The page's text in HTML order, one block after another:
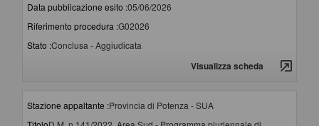
Data pubblicazione esito :05/06/2026
Riferimento procedura :G02026
Stato :Conclusa - Aggiudicata
Visualizza scheda
Stazione appaltante :Provincia di Potenza - SUA